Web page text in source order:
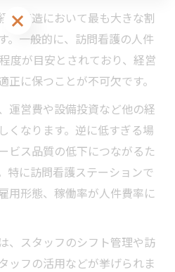
費構造において最も大きな割
。一般的に、訪問看護の人件
度が目安とされており、経営
に保つことが不可欠です。
運営費や設備投資など他の経
くなります。逆に低すぎる場
ビス品質の低下につながるた
特に訪問看護ステーションで
用形態、稼働率が人件費率に
、スタッフのシフト管理や訪
ッフの活用などが挙げられま
わせはこちら